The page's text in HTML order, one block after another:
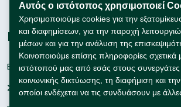
Συμβουλές
Εταιρείες
Εγγραφή
Σύνδεση
Αυτός ο ιστότοπος χρησιμοποιεί
Χρησιμοποιούμε cookies για την
και διαφημίσεων, για την παροχή
μέσων και για την ανάλυση της
Κοινοποιούμε επίσης πληροφορίες
ιστότοπού μας από εσάς στους
κοινωνικής δικτύωσης, τη διαφήμιση και
οποίοι ενδέχεται να τις συνδυάσουν με